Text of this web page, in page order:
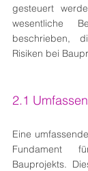
gesteuert
wesentliche
beschrieben,
Risiken bei
2.1
Eine
Fundament
Bauprojekts.